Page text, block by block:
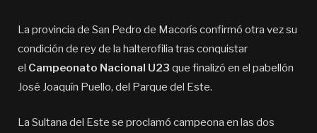
La provincia de San Pedro de Macorís confirmó otra vez su
condición de rey de la halterofilia tras conquistar
el Campeonato Nacional U23 que finalizó en el pabellón
José Joaquín Puello, del Parque del Este.
La Sultana del Este se proclamó campeona en las dos